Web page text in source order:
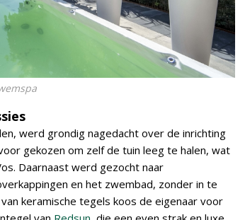
werd grondig nagedacht over de inrichting
gekozen om zelf de tuin leeg te halen, wat
Daarnaast werd gezocht naar
en het zwembad, zonder in te
keramische tegels koos de eigenaar voor